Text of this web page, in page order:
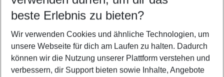
5-8 Nächte
2 Erwachsene Keine Kinder
Mehr Filter anzeigen
beste Erlebnis zu bieten?
Wir verwenden Cookies und ähnliche Technologien, um
unsere Webseite für dich am Laufen zu halten. Dadurch
können wir die Nutzung unserer Plattform verstehen und
verbessern, dir Support bieten sowie Inhalte, Angebote